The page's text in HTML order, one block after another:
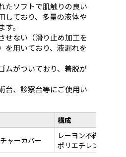
たソフトで肌触りの良い
しており、多量の液体や
。
せない（滑り止め加工を
を用いており、液漏れを
ムがついており、着脱が
台、診察台等にご使用い
構成
ャーカバー
レーヨン不織布/
ポリエチレンシート